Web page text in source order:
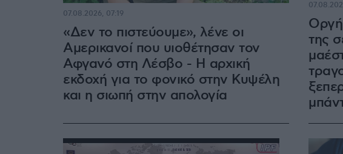
«Δεν το πιστεύουμε», λένε οι
Αμερικανοί που υιοθέτησαν τον
Αφγανό στη Λέσβο - Η αρχική
εκδοχή για το φονικό στην Κυψέλη
και η σιωπή στην απολογία
07.08.2026, 07:19
Οργή
της